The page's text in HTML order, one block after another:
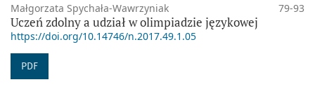
Małgorzata Spychała-Wawrzyniak 79-93
Uczeń zdolny a udział w olimpiadzie językowej
https://doi.org/10.14746/n.2017.49.1.05
PDF